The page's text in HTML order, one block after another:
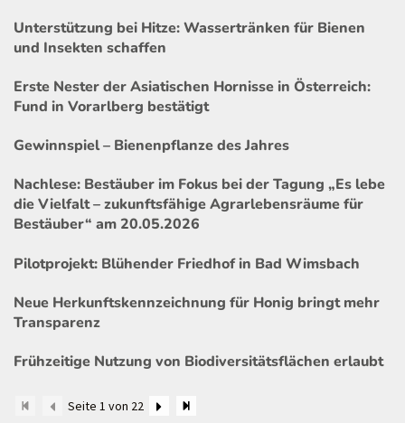
Unterstützung bei Hitze: Wassertränken für Bienen
und Insekten schaffen
Erste Nester der Asiatischen Hornisse in Österreich:
Fund in Vorarlberg bestätigt
Gewinnspiel – Bienenpflanze des Jahres
Nachlese: Bestäuber im Fokus bei der Tagung „Es lebe
die Vielfalt – zukunftsfähige Agrarlebensräume für
Bestäuber“ am 20.05.2026
Pilotprojekt: Blühender Friedhof in Bad Wimsbach
Neue Herkunftskennzeichnung für Honig bringt mehr
Transparenz
Frühzeitige Nutzung von Biodiversitätsflächen erlaubt
Seite 1 von 22